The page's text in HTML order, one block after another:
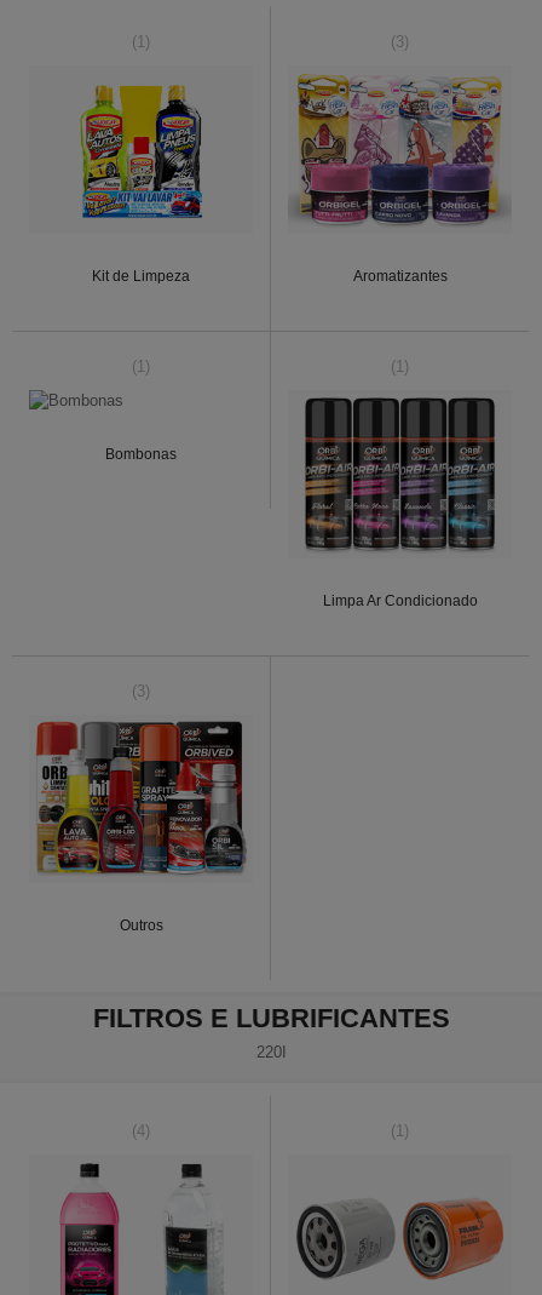
(1)
Kit de Limpeza
(3)
Aromatizantes
(1)
Bombonas
(1)
Limpa Ar Condicionado
(3)
Outros
FILTROS E LUBRIFICANTES
220I
(4) (1)